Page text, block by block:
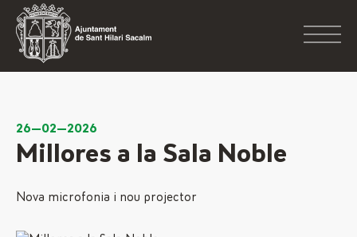
26—02—2026
Millores a la Sala Noble
Nova microfonia i nou projector